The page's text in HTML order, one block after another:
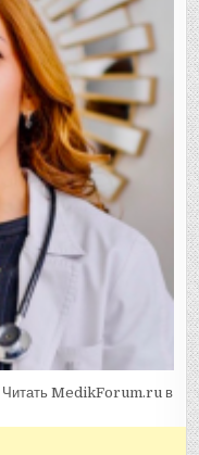
Читать MedikForum.ru в